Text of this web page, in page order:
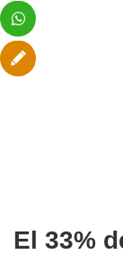
El 33%